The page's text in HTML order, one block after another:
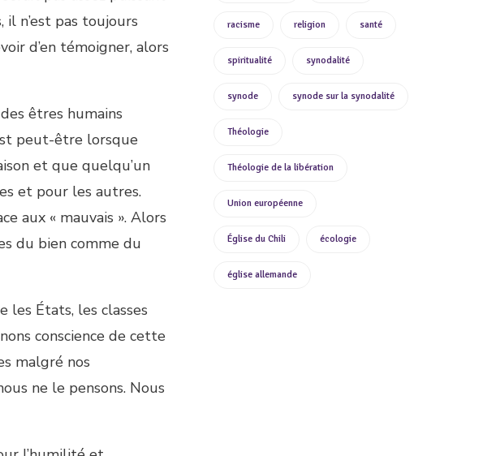
n’est pas toujours
d’en témoigner, alors
êtres humains
peut-être lorsque
et que quelqu’un
et pour les autres.
aux « mauvais ». Alors
du bien comme du
les États, les classes
conscience de cette
malgré nos
ne le pensons. Nous
racisme religion santé
spiritualité synodalité
synode synode sur la synodalité
Théologie
Théologie de la libération
Union européenne
Église du Chili écologie
église allemande